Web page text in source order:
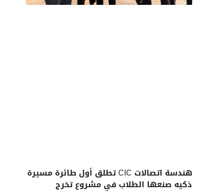
هندسة اتصالات CIC تطلق أول طائرة مسيرة
ذكيه صنعها الطلاب في مشروع تخرج